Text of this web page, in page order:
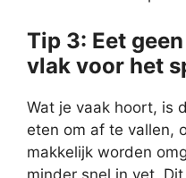
Tip 3: Eet
vlak voor het
Wat je vaak hoort, is
eten om af te vallen,
makkelijk worden
minder snel in vet.